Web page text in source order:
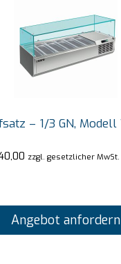
– 1/3 GN,
zzgl. gesetzlicher MwSt.
Angebot anfordern